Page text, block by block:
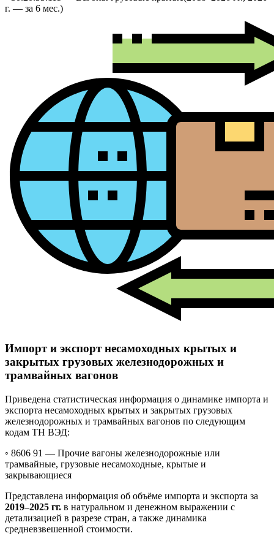
г. — за 6 мес.)
Импорт и экспорт несамоходных крытых и
закрытых грузовых железнодорожных и
трамвайных вагонов
Приведена статистическая информация о динамике импорта и
экспорта несамоходных крытых и закрытых грузовых
железнодорожных и трамвайных вагонов по следующим
кодам ТН ВЭД:
◦ 8606 91 — Прочие вагоны железнодорожные или
трамвайные, грузовые несамоходные, крытые и
закрывающиеся
Представлена информация об объёме импорта и экспорта за
2019–2025 гг. в натуральном и денежном выражении с
детализацией в разрезе стран, а также динамика
средневзвешенной стоимости.